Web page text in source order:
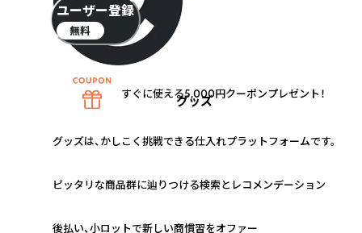
グッズ
グッズは、かしこく挑戦できる仕入れプラットフォームです。
ピッタリな商品群に辿りつける検索とレコメンデーション
後払い、小ロットで新しい商慣習をオファー
ユーザー登録
無料
すぐに使える5,000円クーポンプレゼント！